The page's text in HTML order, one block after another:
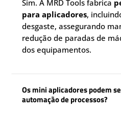
Sim. A MRD Tools fabrica
para aplicadores,
desgaste, assegurando
redução de paradas de
dos equipamentos.
Os mini aplicadores podem
automação de processos?